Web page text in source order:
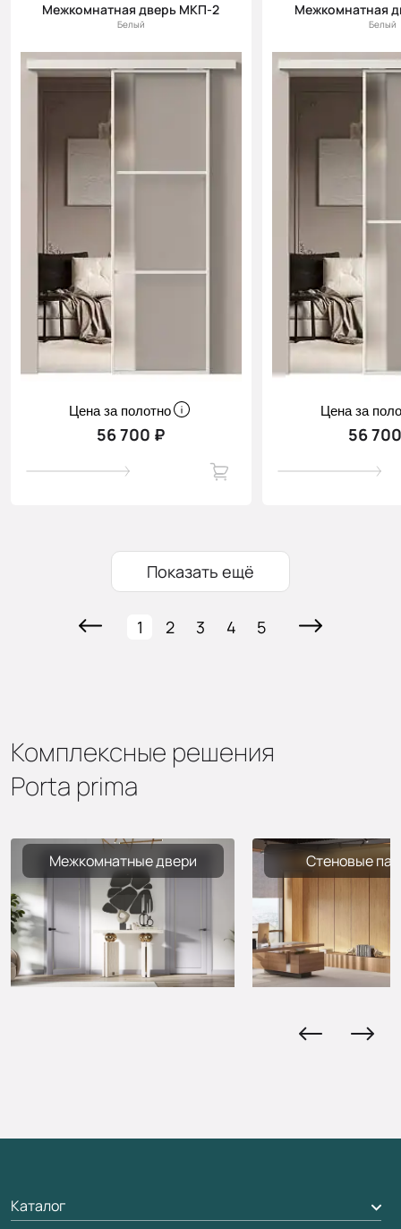
Межкомнатная дверь МКП-2
Белый
Цена за полотно
56 700 ₽
Межкомнатная
Белый
Цена за
56
Показать ещё
1 2 3 4 5
Комплексные решения
Porta prima
Межкомнатные двери Стеновые
Каталог